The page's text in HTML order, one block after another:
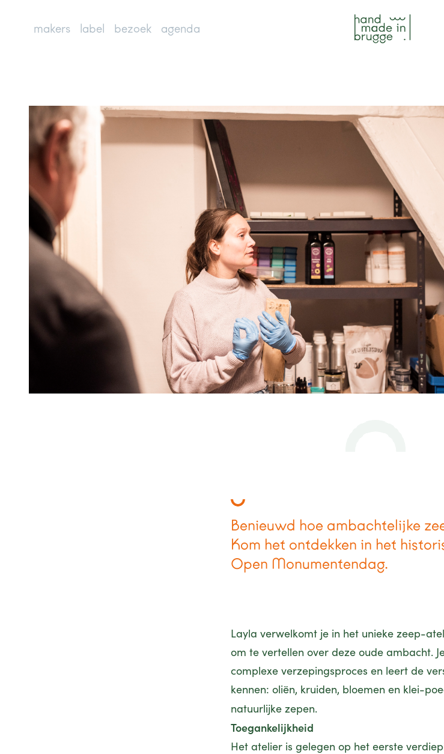
makers label bezoek agenda
Benieuwd hoe ambachtelijke
Kom het ontdekken in het
Open Monumentendag.
Layla verwelkomt je in het unieke zeep-
om te vertellen over deze oude ambacht.
complexe verzepingsproces en leert de
kennen: oliën, kruiden, bloemen en klei-
natuurlijke zepen.
Toegankelijkheid
Het atelier is gelegen op het eerste